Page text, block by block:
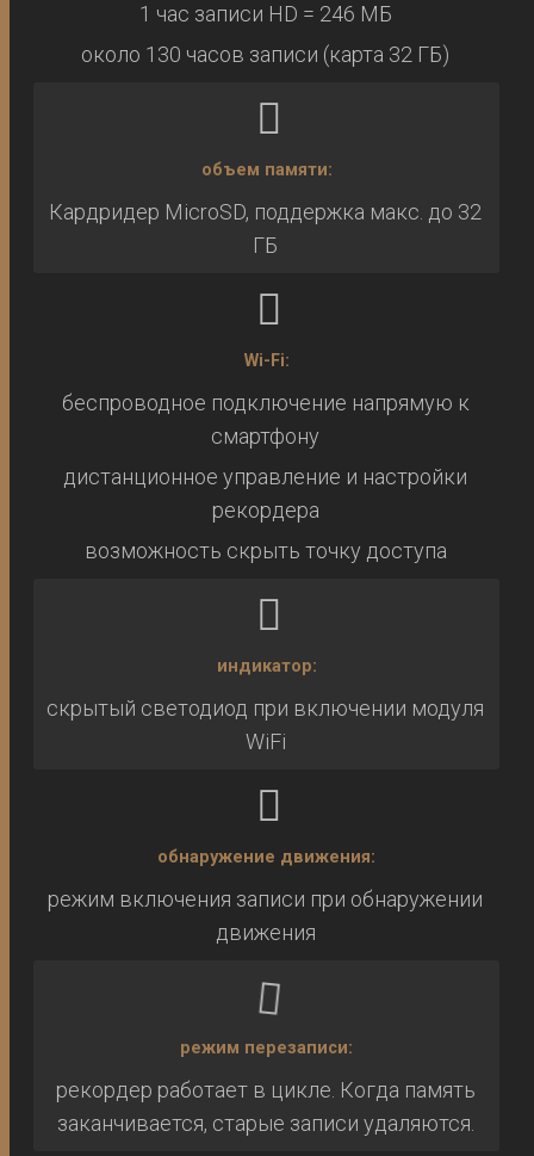
1 час записи HD = 246 МБ
около 130 часов записи (карта 32 ГБ)
объем памяти:
Кардридер MicroSD, поддержка макс. до 32
ГБ
Wi-Fi:
беспроводное подключение напрямую к
смартфону
дистанционное управление и настройки
рекордера
возможность скрыть точку доступа
индикатор:
скрытый светодиод при включении модуля
WiFi
обнаружение движения:
режим включения записи при обнаружении
движения
режим перезаписи:
рекордер работает в цикле. Когда память
заканчивается, старые записи удаляются.